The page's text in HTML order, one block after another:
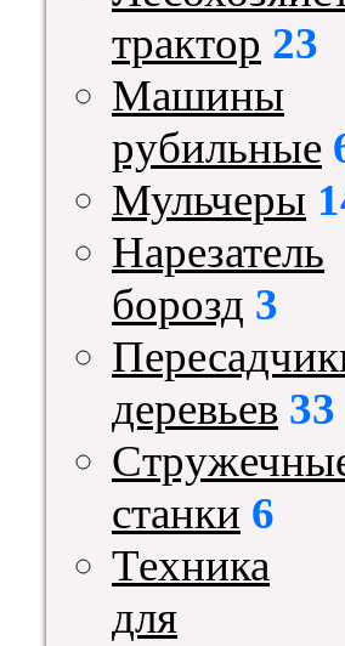
трактор 23
Машины
рубильные
Мульчеры
Нарезатель
борозд 3
деревьев 33
станки 6
Техника
для